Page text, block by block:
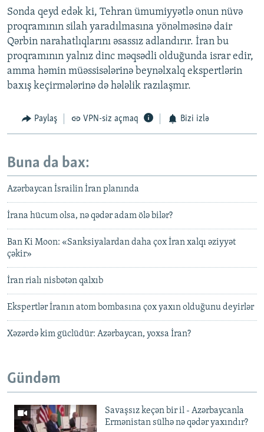
Sonda qeyd edək ki, Tehran ümumiyyətlə onun nüvə
proqramının silah yaradılmasına yönəlməsinə dair
Qərbin narahatlıqlarını əsassız adlandırır. İran bu
proqramının yalnız dinc məqsədli olduğunda israr edir,
amma həmin müəssisələrinə beynəlxalq ekspertlərin
baxış keçirmələrinə də hələlik razılaşmır.
Paylaş VPN-siz açmaq Bizi izlə
Buna da bax:
Azərbaycan İsrailin İran planında
İrana hücum olsa, nə qədər adam ölə bilər?
Ban Ki Moon: «Sanksiyalardan daha çox İran xalqı əziyyət
çəkir»
İran rialı nisbətən qalxıb
Ekspertlər İranın atom bombasına çox yaxın olduğunu deyirlər
Xəzərdə kim güclüdür: Azərbaycan, yoxsa İran?
Gündəm
Savaşsız keçən bir il - Azərbaycanla
Ermənistan sülhə nə qədər yaxındır?